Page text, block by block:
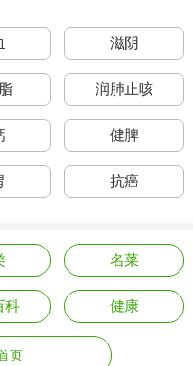
滋阴
润肺止咳
健脾
抗癌
名菜
科 健康
页